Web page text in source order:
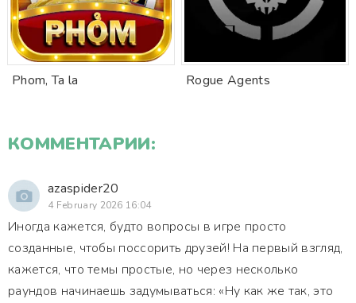
Phom, Ta la Rogue Agents
КОММЕНТАРИИ:
azaspider20
4 February 2026 16:04
Иногда кажется, будто вопросы в игре просто
созданные, чтобы поссорить друзей! На первый взгляд,
кажется, что темы простые, но через несколько
раундов начинаешь задумываться: «Ну как же так, это